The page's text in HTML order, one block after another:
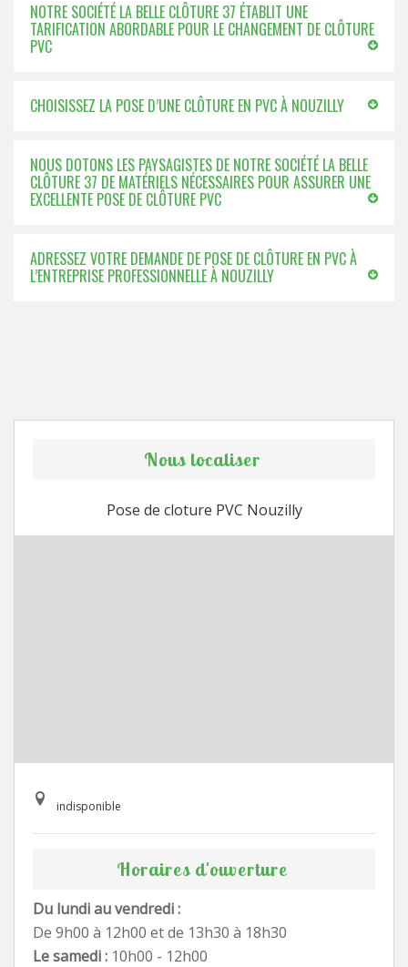
NOTRE SOCIÉTÉ LA BELLE CLÔTURE 37 ÉTABLIT UNE
TARIFICATION ABORDABLE POUR LE CHANGEMENT DE CLÔTURE
PVC
CHOISISSEZ LA POSE D’UNE CLÔTURE EN PVC À NOUZILLY
NOUS DOTONS LES PAYSAGISTES DE NOTRE SOCIÉTÉ LA BELLE
CLÔTURE 37 DE MATÉRIELS NÉCESSAIRES POUR ASSURER UNE
EXCELLENTE POSE DE CLÔTURE PVC
ADRESSEZ VOTRE DEMANDE DE POSE DE CLÔTURE EN PVC À
L’ENTREPRISE PROFESSIONNELLE À NOUZILLY
Nous localiser
Pose de cloture PVC Nouzilly
indisponible
Horaires d'ouverture
Du lundi au vendredi :
De 9h00 à 12h00 et de 13h30 à 18h30
Le samedi : 10h00 - 12h00